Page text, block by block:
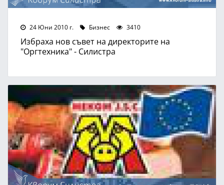
24 Юни 2010 г. Бизнес 3410
Избраха нов съвет на директорите на
"Оргтехника" - Силистра